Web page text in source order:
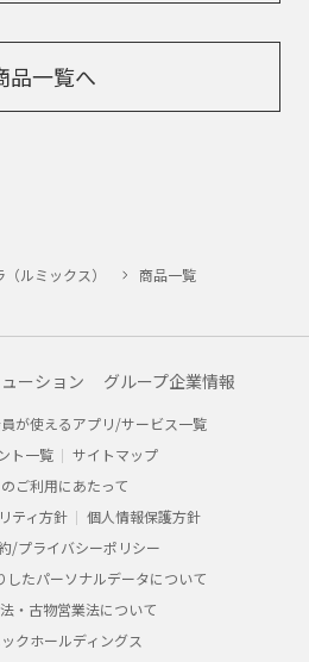
品一覧へ
ルミックス）
商品一覧
ーション グループ企業情報
が使えるアプリ/サービス一覧
ト一覧
サイトマップ
ご利用にあたって
ティ方針
個人情報保護方針
/プライバシーポリシー
したパーソナルデータについて
・古物営業法について
クホールディングス